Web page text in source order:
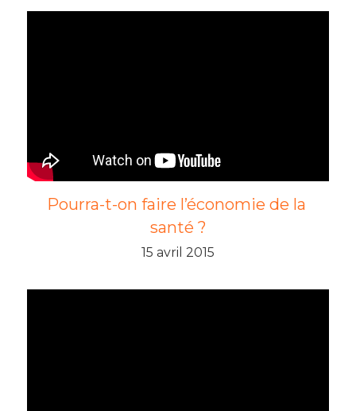
Pourra-t-on faire l’économie de la
santé ?
15 avril 2015